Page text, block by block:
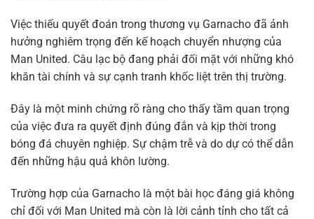
Việc thiếu quyết đoán trong thương vụ Garnacho đã ảnh
hưởng nghiêm trọng đến kế hoạch chuyển nhượng của
Man United. Câu lạc bộ đang phải đối mặt với những khó
khăn tài chính và sự cạnh tranh khốc liệt trên thị trường.
Đây là một minh chứng rõ ràng cho thấy tầm quan trọng
của việc đưa ra quyết định đúng đắn và kịp thời trong
bóng đá chuyên nghiệp. Sự chậm trễ và do dự có thể dẫn
đến những hậu quả khôn lường.
Trường hợp của Garnacho là một bài học đáng giá không
chỉ đối với Man United mà còn là lời cảnh tỉnh cho tất cả